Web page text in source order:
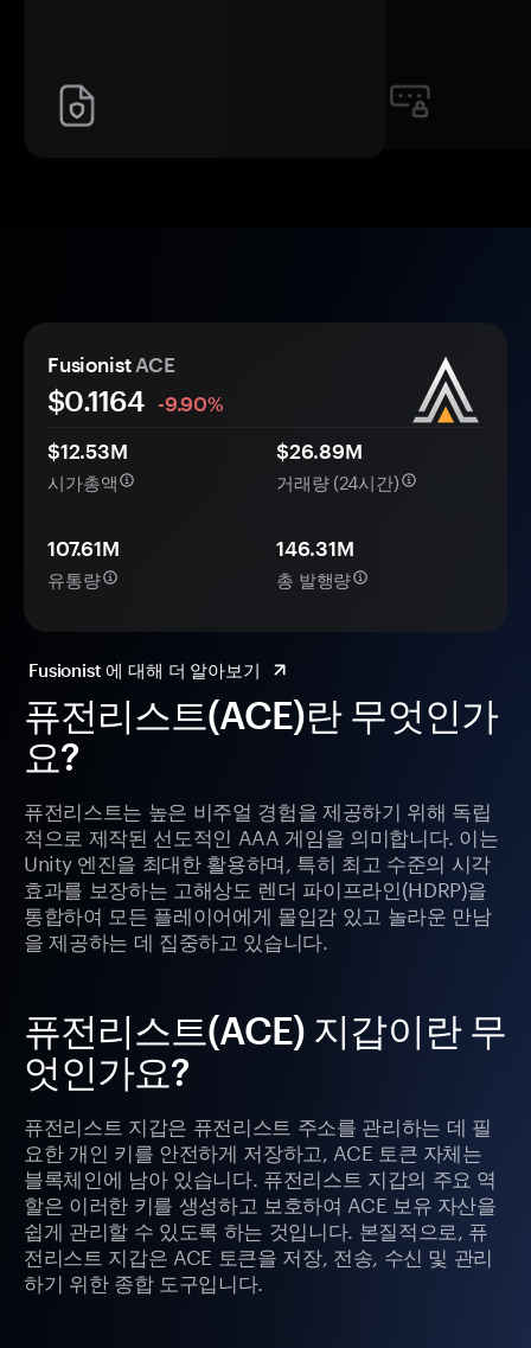
퓨전리스트(ACE)란 무엇인가
요?
퓨전리스트는 높은 비주얼 경험을 제공하기 위해 독립
적으로 제작된 선도적인 AAA 게임을 의미합니다. 이는
Unity 엔진을 최대한 활용하며, 특히 최고 수준의 시각
효과를 보장하는 고해상도 렌더 파이프라인(HDRP)을
통합하여 모든 플레이어에게 몰입감 있고 놀라운 만남
을 제공하는 데 집중하고 있습니다.
퓨전리스트(ACE) 지갑이란 무
엇인가요?
퓨전리스트 지갑은 퓨전리스트 주소를 관리하는 데 필
요한 개인 키를 안전하게 저장하고, ACE 토큰 자체는
블록체인에 남아 있습니다. 퓨전리스트 지갑의 주요 역
할은 이러한 키를 생성하고 보호하여 ACE 보유 자산을
쉽게 관리할 수 있도록 하는 것입니다. 본질적으로, 퓨
전리스트 지갑은 ACE 토큰을 저장, 전송, 수신 및 관리
하기 위한 종합 도구입니다.
Fusionist ACE
$0.1164
-9.90%
$12.53M
시가총액
$26.89M
거래량 (24시간)
107.61M
유통량
146.31M
총 발행량
Fusionist 에 대해 더 알아보기